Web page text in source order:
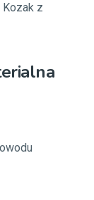
Kozak z